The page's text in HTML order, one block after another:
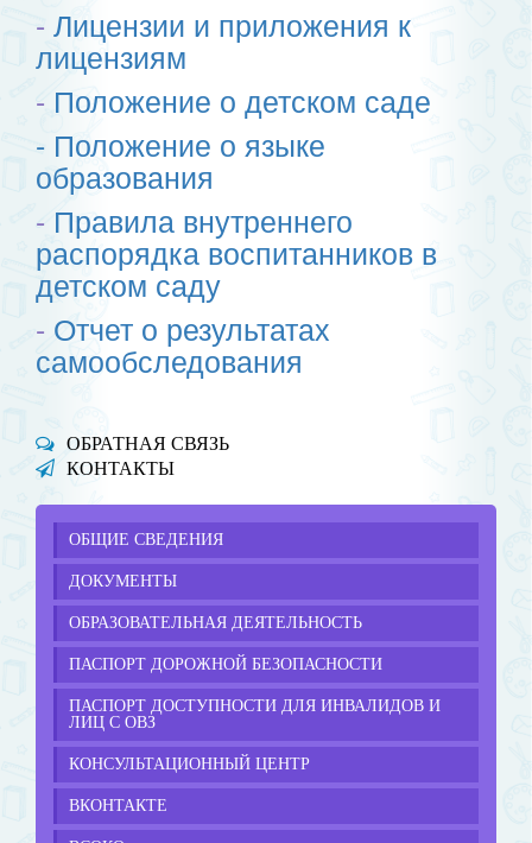
- Лицензии и приложения к
лицензиям
- Положение о детском саде
- Положение о языке
образования
- Правила внутреннего
распорядка воспитанников в
детском саду
- Отчет о результатах
самообследования
ОБРАТНАЯ СВЯЗЬ
КОНТАКТЫ
ОБЩИЕ СВЕДЕНИЯ
ДОКУМЕНТЫ
ОБРАЗОВАТЕЛЬНАЯ ДЕЯТЕЛЬНОСТЬ
ПАСПОРТ ДОРОЖНОЙ БЕЗОПАСНОСТИ
ПАСПОРТ ДОСТУПНОСТИ ДЛЯ ИНВАЛИДОВ И
ЛИЦ С ОВЗ
КОНСУЛЬТАЦИОННЫЙ ЦЕНТР
ВКОНТАКТЕ